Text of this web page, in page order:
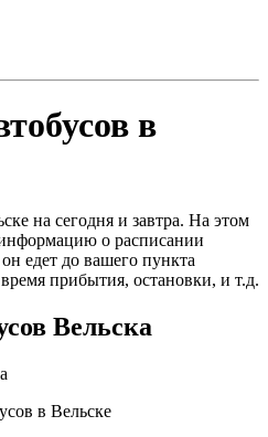
в
на сегодня и завтра. На этом
о расписании
едет до вашего пункта
прибытия, остановки, и т.д.
Вельска
в Вельске